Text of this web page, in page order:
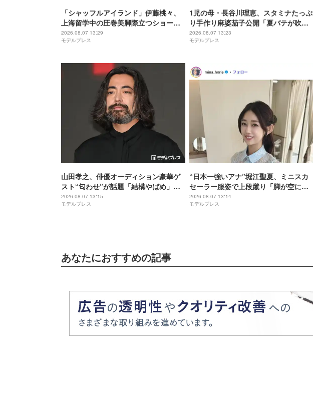
「シャッフルアイランド」伊藤桃々、
上海留学中の圧巻美脚際立つショーパ
ン姿に反響「身体の半分以上脚」「レ
ベチのスタイル」
2026.08.07 13:29
モデルプレス
1児の母・長谷川理恵、スタミナたっぷ
り手作り麻婆茄子公開「夏バテが吹っ
飛びそう」「食欲そそられる色」の声
2026.08.07 13:23
モデルプレス
山田孝之、俳優オーディション豪華ゲ
スト“匂わせ”が話題「結構やばめ」緊
急で動画配信【THE OPEN CALL】
2026.08.07 13:15
モデルプレス
“日本一強いアナ”堀江聖夏、ミニスカ
セーラー服姿で上段蹴り「脚が空に届
きそう」「等身バランスが素晴らし
い」と反響
2026.08.07 13:14
モデルプレス
あなたにおすすめの記事